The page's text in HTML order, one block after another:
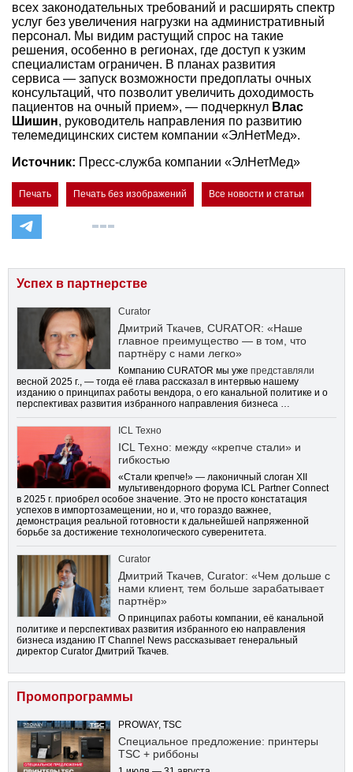
всех законодательных требований и расширять спектр
услуг без увеличения нагрузки на административный
персонал. Мы видим растущий спрос на такие
решения, особенно в регионах, где доступ к узким
специалистам ограничен. В планах развития
сервиса — запуск возможности предоплаты очных
консультаций, что позволит увеличить доходимость
пациентов на очный прием», — подчеркнул Влас
Шишин, руководитель направления по развитию
телемедицинских систем компании «ЭлНетМед».
Источник: Пресс-служба компании «ЭлНетМед»
Печать Печать без изображений Все новости и статьи
Успех в партнерстве
Curator
Дмитрий Ткачев, CURATOR: «Наше
главное преимущество — в том, что
партнёру с нами легко»
Компанию CURATOR мы уже представляли
весной 2025 г., — тогда её глава рассказал в интервью нашему
изданию о принципах работы вендора, о его канальной политике и о
перспективах развития избранного направления бизнеса …
ICL Техно
ICL Техно: между «крепче стали» и
гибкостью
«Стали крепче!» — лаконичный слоган XII
мультивендорного форума ICL Partner Connect
в 2025 г. приобрел особое значение. Это не просто констатация
успехов в импортозамещении, но и, что гораздо важнее,
демонстрация реальной готовности к дальнейшей напряженной
борьбе за достижение технологического суверенитета.
Curator
Дмитрий Ткачев, Curator: «Чем дольше с
нами клиент, тем больше зарабатывает
партнёр»
О принципах работы компании, её канальной
политике и перспективах развития избранного ею направления
бизнеса изданию IT Channel News рассказывает генеральный
директор Curator Дмитрий Ткачев.
Промопрограммы
PROWAY, TSC
Специальное предложение: принтеры
TSC + риббоны